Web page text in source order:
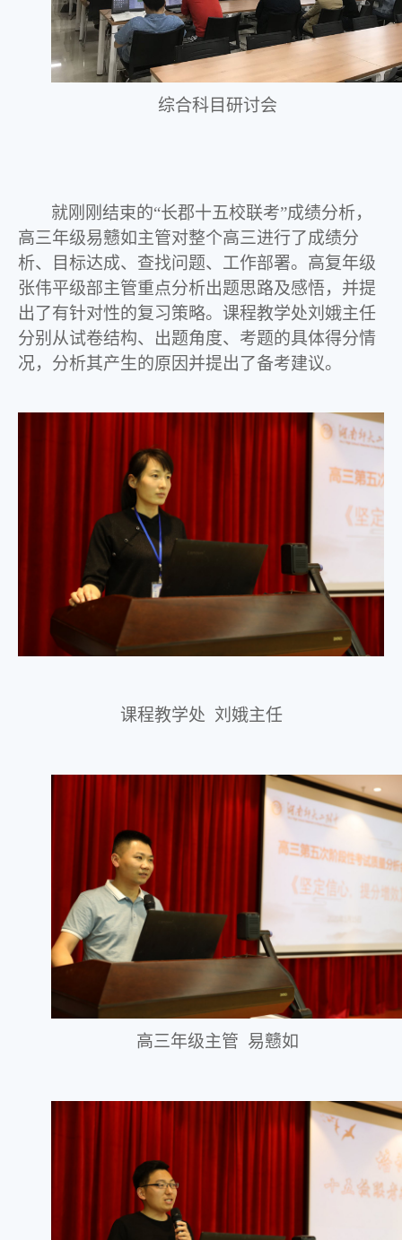
综合科目研讨会
就刚刚结束的“长郡十五校联考”成绩分析，
高三年级易戆如主管对整个高三进行了成绩分
析、目标达成、查找问题、工作部署。高复年级
张伟平级部主管重点分析出题思路及感悟，并提
出了有针对性的复习策略。课程教学处刘娥主任
分别从试卷结构、出题角度、考题的具体得分情
况，分析其产生的原因并提出了备考建议。
课程教学处 刘娥主任
高三年级主管 易戆如